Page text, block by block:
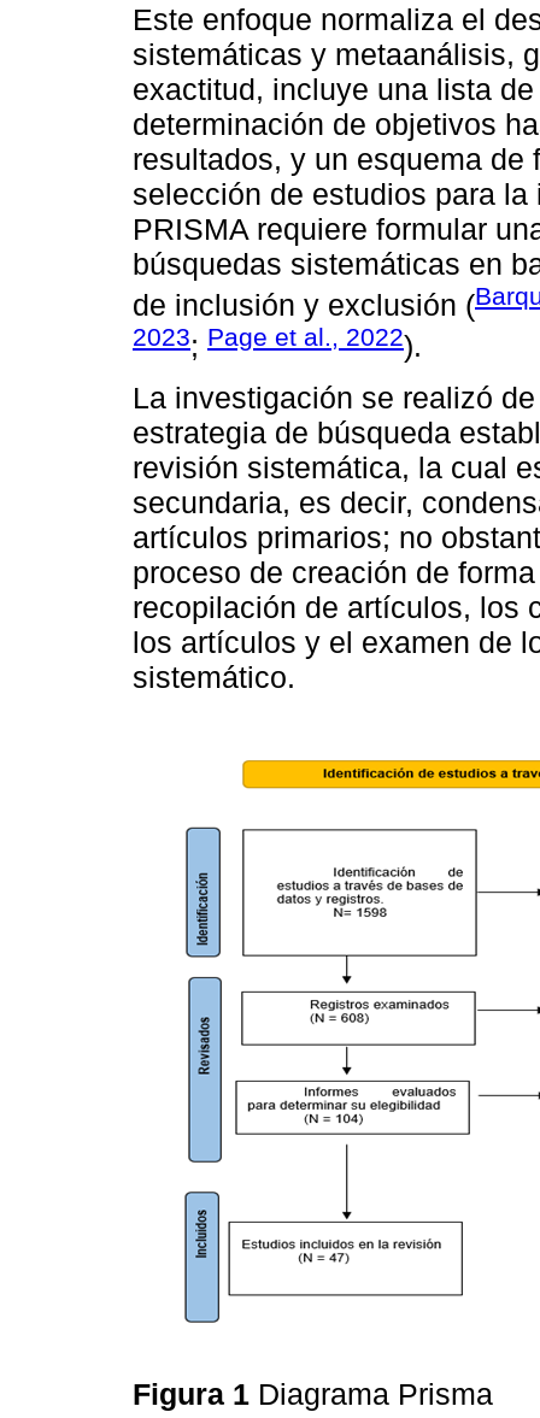
Este enfoque normaliza el
sistemáticas y metaanálisis,
exactitud, incluye una lista
determinación de objetivos
resultados, y un esquema
selección de estudios para
PRISMA requiere formular
búsquedas sistemáticas en
de inclusión y exclusión (
2023; Page et al., 2022).
La investigación se realizó
estrategia de búsqueda
revisión sistemática, la cual
secundaria, es decir,
artículos primarios; no
proceso de creación de
recopilación de artículos, los
los artículos y el examen de
sistemático.
Figura 1 Diagrama Prisma